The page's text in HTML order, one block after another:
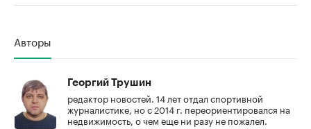
00:00 / 00:00
Авторы
Георгий Трушин
редактор новостей. 14 лет отдал спортивной
журналистике, но с 2014 г. переориентировался на
недвижимость, о чем еще ни разу не пожалел.